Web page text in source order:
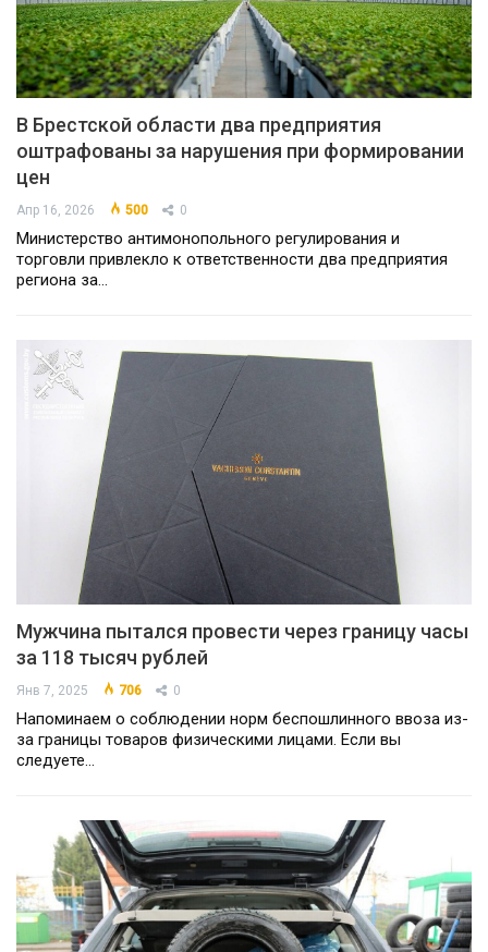
В Брестской области два предприятия
оштрафованы за нарушения при формировании
цен
Апр 16, 2026 500 0
Министерство антимонопольного регулирования и
торговли привлекло к ответственности два предприятия
региона за…
Мужчина пытался провести через границу часы
за 118 тысяч рублей
Янв 7, 2025 706 0
Напоминаем о соблюдении норм беспошлинного ввоза из-
за границы товаров физическими лицами. Если вы
следуете…